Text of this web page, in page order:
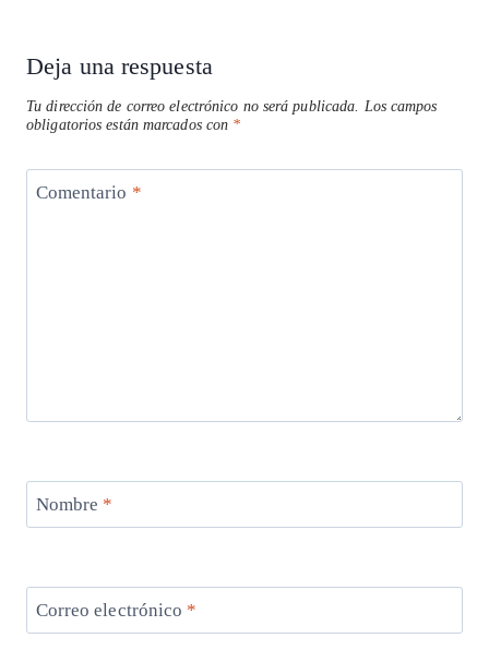
Deja una respuesta
Tu dirección de correo electrónico no será publicada. Los campos
obligatorios están marcados con *
Comentario *
Nombre *
Correo electrónico *